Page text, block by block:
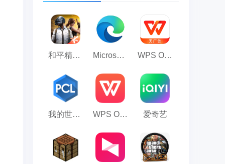
和平精英模拟器应用宝版 Microsoft Edge浏览器 WPS Office
我的世界PCL2启动器 WPS Office 2023 爱奇艺